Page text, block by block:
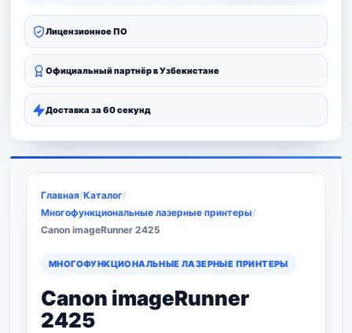
Лицензионное ПО
Официальный партнёр в Узбекистане
Доставка за 60 секунд
Главная/Каталог/
Многофункциональные лазерные принтеры/
Canon imageRunner 2425
МНОГОФУНКЦИОНАЛЬНЫЕ ЛАЗЕРНЫЕ ПРИНТЕРЫ
Canon imageRunner
2425